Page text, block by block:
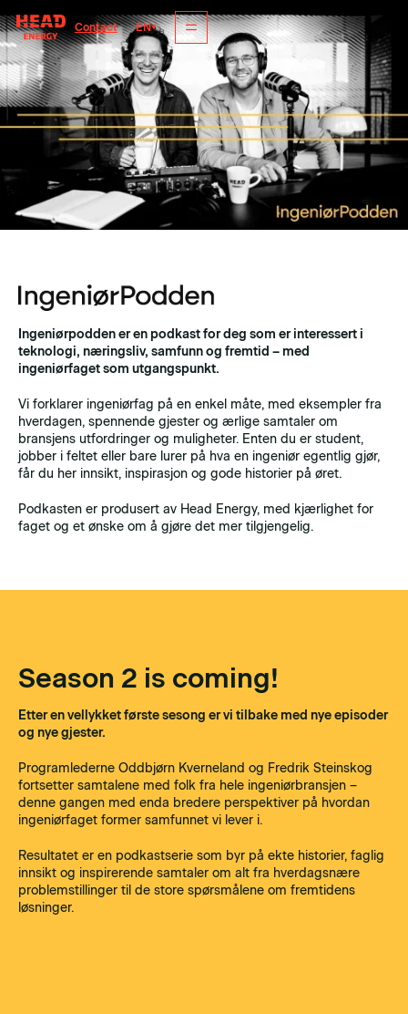
Contact EN
Ingeniørpodden er en podkast for deg som er interessert i
teknologi, næringsliv, samfunn og fremtid – med
ingeniørfaget som utgangspunkt.
Vi forklarer ingeniørfag på en enkel måte, med eksempler fra
hverdagen, spennende gjester og ærlige samtaler om
bransjens utfordringer og muligheter. Enten du er student,
jobber i feltet eller bare lurer på hva en ingeniør egentlig gjør,
får du her innsikt, inspirasjon og gode historier på øret.
Podkasten er produsert av Head Energy, med kjærlighet for
faget og et ønske om å gjøre det mer tilgjengelig.
Season 2 is coming!
Etter en vellykket første sesong er vi tilbake med nye episoder
og nye gjester.
Programlederne Oddbjørn Kverneland og Fredrik Steinskog
fortsetter samtalene med folk fra hele ingeniørbransjen –
denne gangen med enda bredere perspektiver på hvordan
ingeniørfaget former samfunnet vi lever i.
Resultatet er en podkastserie som byr på ekte historier, faglig
innsikt og inspirerende samtaler om alt fra hverdagsnære
problemstillinger til de store spørsmålene om fremtidens
løsninger.